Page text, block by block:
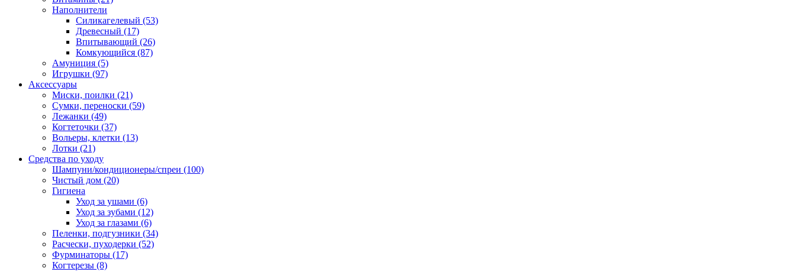
Наполнители
Силикагелевый (53)
Древесный (17)
Впитывающий (26)
Комкующийся (87)
Амуниция (5)
Игрушки (97)
Аксессуары
Миски, поилки (21)
Сумки, переноски (59)
Лежанки (49)
Когтеточки (37)
Вольеры, клетки (13)
Лотки (21)
Средства по уходу
Шампуни/кондиционеры/спреи (100)
Чистый дом (20)
Гигиена
Уход за ушами (6)
Уход за зубами (12)
Уход за глазами (6)
Пеленки, подгузники (34)
Расчески, пуходерки (52)
Фурминаторы (17)
Когтерезы (8)